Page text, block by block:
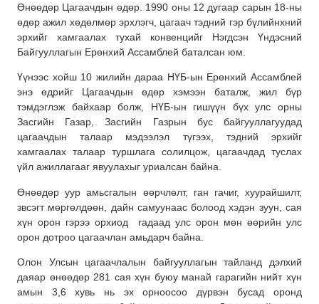
Өнөөдөр Цагаачдын өдөр. 1990 оны 12 дугаар сарын 18-ны
өдөр ажил хөдөлмөр эрхлэгч, цагаач тэдний гэр бүлийнхний
эрхийг хамгаалах тухай конвенцийг Нэгдсэн Үндэсний
Байгууллагын Ерөнхий Ассамблей баталсан юм.
Үүнээс хойш 10 жилийн дараа НҮБ-ын Ерөнхий Ассамблей
энэ өдрийг Цагаачдын өдөр хэмээн баталж, жил бүр
тэмдэглэж байхаар болж, НҮБ-ын гишүүн бүх улс орны
Засгийн Газар, Засгийн Газрын бус байгууллагуудад
цагаачдын талаар мэдээлэл түгээх, тэдний эрхийг
хамгаалах талаар туршлага солилцож, цагаачдад туслах
үйл ажиллагааг явуулахыг уриалсан байна.
Өнөөдөр уур амьсгалын өөрчлөлт, ган гачиг, хуурайшилт,
звсэгт мөргөлдөөн, дайн самуунаас болоод хэдэн зуун, сая
хүн орон гэрээ орхиод гадаад улс орон мөн өөрийн улс
орон дотроо цагаачлан амьдарч байна.
Олон Улсын цагаачлалын байгууллагын тайланд дэлхий
даяар өнөөдөр 281 сая хүн буюу манай гарагийн нийт хүн
амын 3,6 хувь нь эх орноосоо дүрвэн бусад оронд